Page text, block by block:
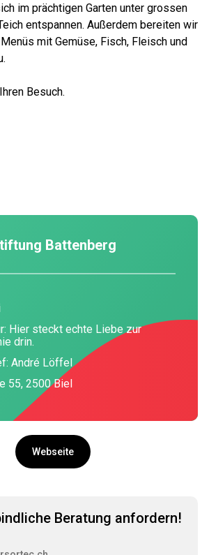
im prächtigen Garten unter grossen
entspannen. Außerdem bereiten wir
mit Gemüse, Fisch, Fleisch und
Besuch.
Battenberg
Hier steckt echte Liebe zur
drin.
André Löffel
55, 2500 Biel
Webseite
Beratung anfordern!